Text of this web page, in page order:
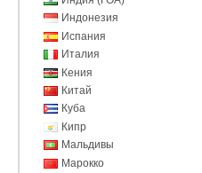
Индонезия
Испания
Италия
Кения
Китай
Куба
Кипр
Мальдивы
Марокко